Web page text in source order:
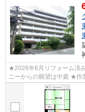
★2026年6月リフォーム済
ニーからの眺望は中庭 ★
モニター付きインターホン